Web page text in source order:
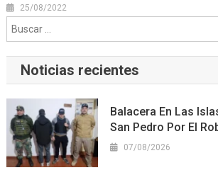
25/08/2022
Noticias recientes
Balacera En Las
San Pedro Por El
07/08/2026